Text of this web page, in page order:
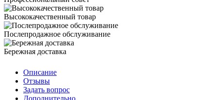
Высококачественный товар
Послепродажное обслуживание
Бережная доставка
Описание
Отзывы
Задать вопрос
Дополнительно